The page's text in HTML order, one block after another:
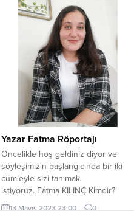
yaşıyorum. Evliyim ve Öykü
isminde bir kızım var....
Yazar Fatma Röportajı
Öncelikle hoş geldiniz diyor ve
söyleşimizin başlangıcında bir iki
cümleyle sizi tanımak
istiyoruz. Fatma KILINÇ Kimdir?
Merhabalar. Adım Fatma ve 23
13 Mayıs 2023 23:00 0